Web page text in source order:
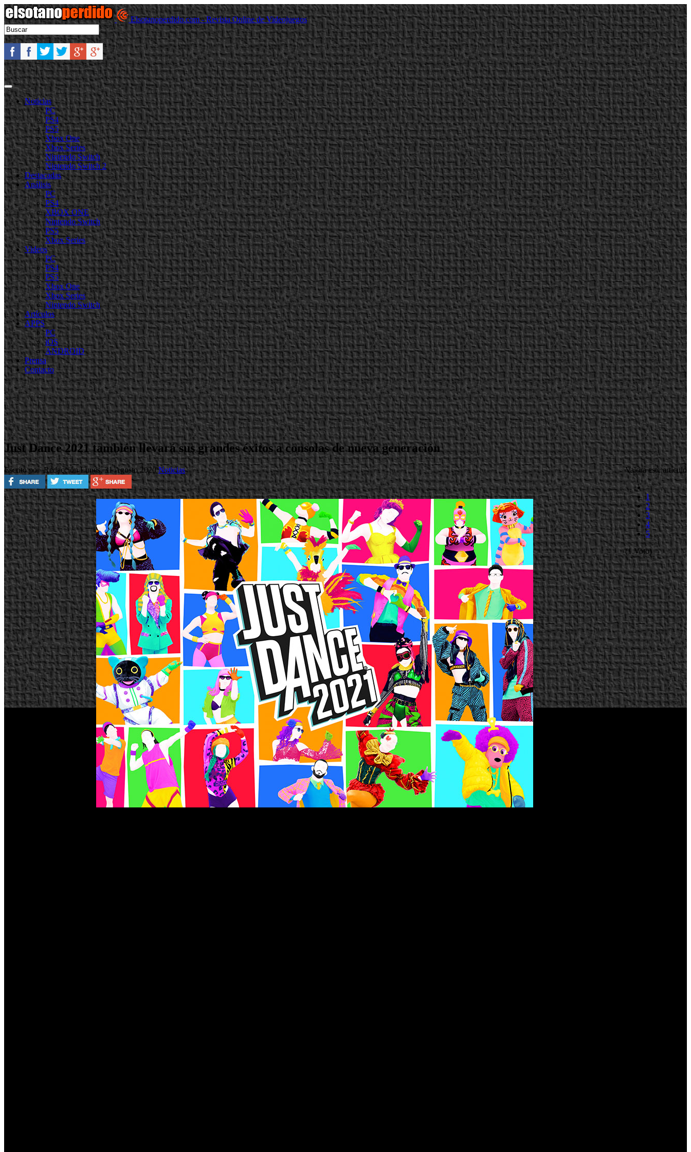
Elsotanoperdido.com - Revista Online de Videojuegos
Noticias
PC
PS4
PS5
Xbox One
Xbox Series
Nintendo Switch
Nintendo Switch 2
Destacadas
Análisis
PC
PS4
XBOX ONE
Nintendo Switch
PS5
Xbox Series
Videos
PC
PS4
PS5
Xbox One
Xbox Series
Nintendo Switch
Artículos
APPS
PC
iOS
ANDROID
Prensa
Contacto
Just Dance 2021 también llevará sus grandes éxitos a consolas de nueva generación
Escrito por RedacciónLunes, 31 Agosto 2020Noticias Valora este artículo
1
2
3
4
5
(1 Voto)